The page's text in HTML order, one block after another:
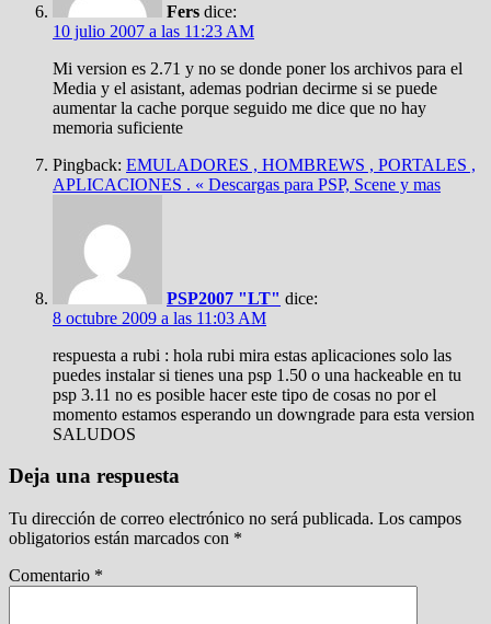
Fers dice:
10 julio 2007 a las 11:23 AM
Mi version es 2.71 y no se donde poner los archivos para el
Media y el asistant, ademas podrian decirme si se puede
aumentar la cache porque seguido me dice que no hay
memoria suficiente
Pingback: EMULADORES , HOMBREWS , PORTALES ,
APLICACIONES . « Descargas para PSP, Scene y mas
PSP2007 "LT" dice:
8 octubre 2009 a las 11:03 AM
respuesta a rubi : hola rubi mira estas aplicaciones solo las
puedes instalar si tienes una psp 1.50 o una hackeable en tu
psp 3.11 no es posible hacer este tipo de cosas no por el
momento estamos esperando un downgrade para esta version
SALUDOS
Deja una respuesta
Tu dirección de correo electrónico no será publicada. Los campos
obligatorios están marcados con *
Comentario *